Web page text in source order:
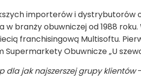
importerów i dystrybutorów
w branży obuwniczej od 1988
franchisingową Multisoftu.
Obuwnicze „U
dla jak najszerszej grupy klientów